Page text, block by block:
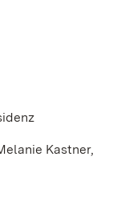
Kastner,